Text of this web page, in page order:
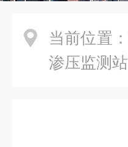
当前位置：
渗压监测站